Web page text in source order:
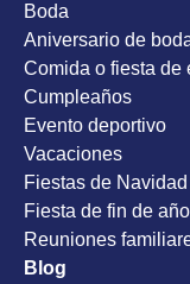
Boda
Aniversario de
Comida o fiesta de
Cumpleaños
Evento deportivo
Vacaciones
Fiestas de Navidad
Fiesta de fin de año
Reuniones
Blog